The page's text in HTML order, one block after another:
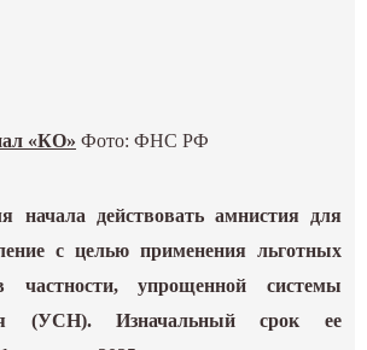
ГИД
«КO» Фото: ФНС РФ
начала действовать амнистия для
с целью применения льготных
частности, упрощенной системы
(УСН). Изначальный срок ее